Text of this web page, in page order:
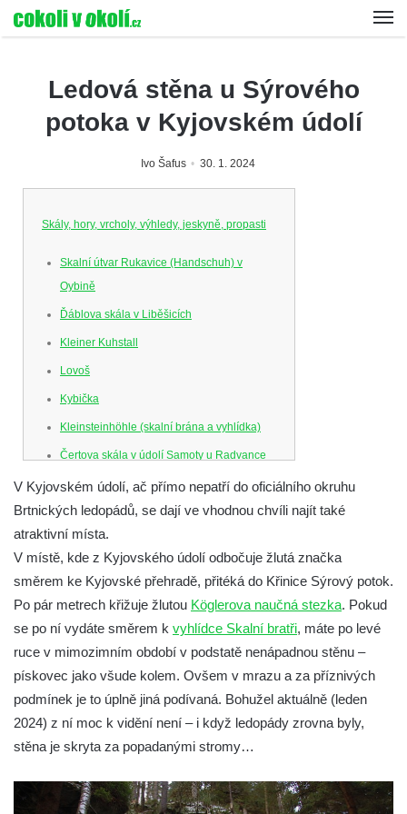
Ledová stěna u Sýrového
potoka v Kyjovském údolí
Ivo Šafus 30. 1. 2024
Skály, hory, vrcholy, výhledy, jeskyně, propasti
Skalní útvar Rukavice (Handschuh) v
Oybině
Ďáblova skála v Liběšicích
Kleiner Kuhstall
Lovoš
Kybička
Kleinsteinhöhle (skalní brána a vyhlídka)
Čertova skála v údolí Samoty u Radvance
Skalní branka pod rozhlednou Čáp v
Teplických skalách
Schodiště pod rozhlednou Čáp v Teplických
skalách
Vyhlídka Lokomotiva v Teplických skalách
Kamenná brána v Broumovských stěnách
Vyhlídkové místo na cestě k vyhlídce
Koruna v Broumovských stěnách
Skalní útvar Čertovo sedlo v Broumovských
stěnách
Kamenná ZOO – Želva II.
V Kyjovském údolí, ač přímo nepatří do oficiálního okruhu
Brtnických ledopádů, se dají ve vhodnou chvíli najít také
atraktivní místa.
V místě, kde z Kyjovského údolí odbočuje žlutá značka
směrem ke Kyjovské přehradě, přitéká do Křinice Sýrový potok.
Po pár metrech křižuje žlutou Köglerova naučná stezka. Pokud
se po ní vydáte směrem k vyhlídce Skalní bratři, máte po levé
ruce v mimozimním období v podstatě nenápadnou stěnu –
pískovec jako všude kolem. Ovšem v mrazu a za příznivých
podmínek je to úplně jiná podívaná. Bohužel aktuálně (leden
2024) z ní moc k vidění není – i když ledopády zrovna byly,
stěna je skryta za popadanými stromy…